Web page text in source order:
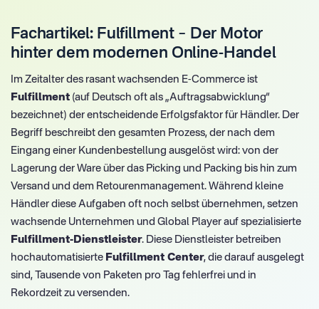
Fachartikel: Fulfillment – Der Motor
hinter dem modernen Online-Handel
Im Zeitalter des rasant wachsenden E-Commerce ist
Fulfillment (auf Deutsch oft als „Auftragsabwicklung“
bezeichnet) der entscheidende Erfolgsfaktor für Händler. Der
Begriff beschreibt den gesamten Prozess, der nach dem
Eingang einer Kundenbestellung ausgelöst wird: von der
Lagerung der Ware über das Picking und Packing bis hin zum
Versand und dem Retourenmanagement. Während kleine
Händler diese Aufgaben oft noch selbst übernehmen, setzen
wachsende Unternehmen und Global Player auf spezialisierte
Fulfillment-Dienstleister. Diese Dienstleister betreiben
hochautomatisierte Fulfillment Center, die darauf ausgelegt
sind, Tausende von Paketen pro Tag fehlerfrei und in
Rekordzeit zu versenden.